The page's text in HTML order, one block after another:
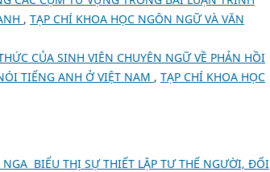
, TẠP CHÍ KHOA HỌC NGÔN NGỮ VÀ VĂN
CỦA SINH VIÊN CHUYÊN NGỮ VỀ PHẢN HỒI
TIẾNG ANH Ở VIỆT NAM , TẠP CHÍ KHOA HỌC
BIỂU THỊ SỰ THIẾT LẬP TƯ THẾ NGƯỜI, ĐỐI